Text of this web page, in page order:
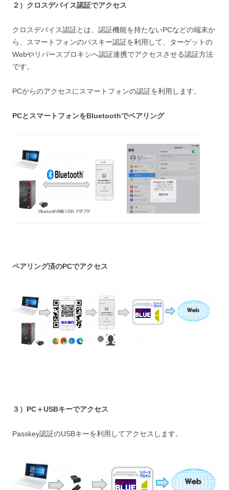
２）クロスデバイス認証でアクセス
クロスデバイス認証とは、認証機能を持たないPCなどの端末か
ら、スマートフォンのパスキー認証を利用して、ターゲットの
Webやリバースプロキシへ認証連携でアクセスさせる認証方法
です。
PCからのアクセスにスマートフォンの認証を利用します。
PCとスマートフォンをBluetoothでペアリング
ペアリング済のPCでアクセス
３）PC＋USBキーでアクセス
Passkey認証のUSBキーを利用してアクセスします。